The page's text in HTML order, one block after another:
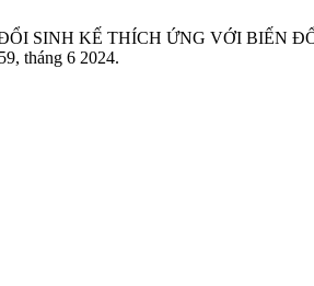
ĐỔI SINH KẾ THÍCH ỨNG VỚI BIẾN
tháng 6 2024.